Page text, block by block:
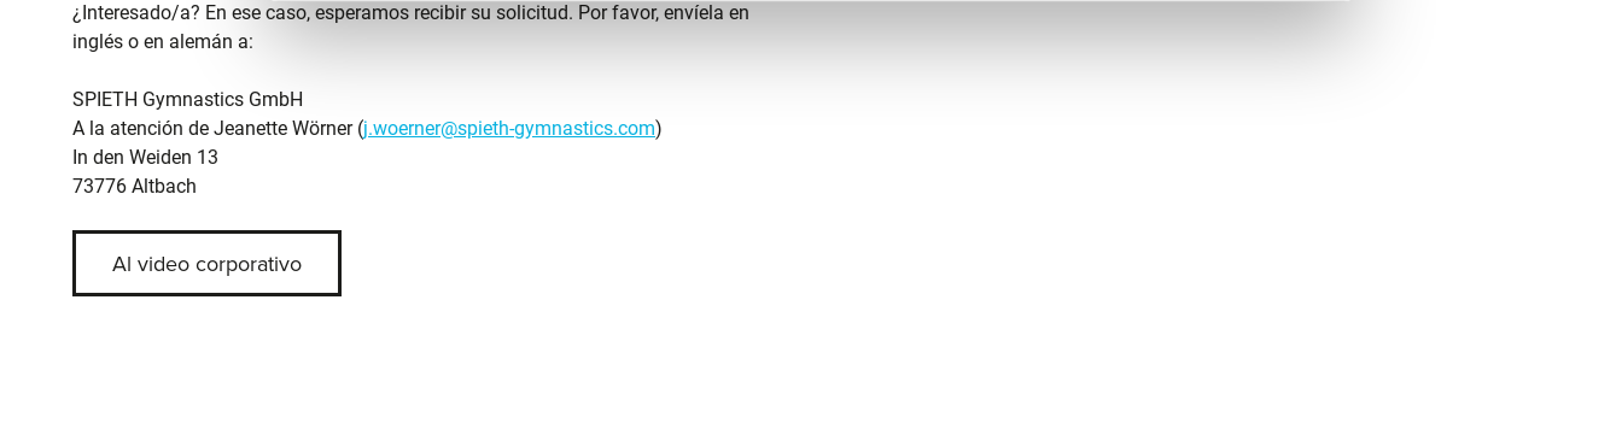
¿Interesado/a? En ese caso, esperamos recibir su solicitud. Por favor, envíela en
inglés o en alemán a:
SPIETH Gymnastics GmbH
A la atención de Jeanette Wörner (j.woerner@spieth-gymnastics.com)
In den Weiden 13
73776 Altbach
Al video corporativo